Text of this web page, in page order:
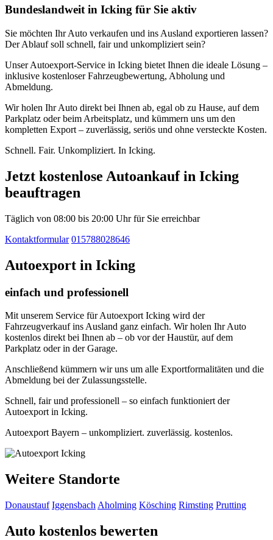
Bundeslandweit in Icking für Sie aktiv
Sie möchten Ihr Auto verkaufen und ins Ausland exportieren lassen?
Der Ablauf soll schnell, fair und unkompliziert sein?
Unser Autoexport-Service in Icking bietet Ihnen die ideale Lösung –
inklusive kostenloser Fahrzeugbewertung, Abholung und
Abmeldung.
Wir holen Ihr Auto direkt bei Ihnen ab, egal ob zu Hause, auf dem
Parkplatz oder beim Arbeitsplatz, und kümmern uns um den
kompletten Export – zuverlässig, seriös und ohne versteckte Kosten.
Schnell. Fair. Unkompliziert. In Icking.
Jetzt kostenlose Autoankauf in Icking
beauftragen
Täglich von 08:00 bis 20:00 Uhr für Sie erreichbar
Kontaktformular 015788028646
Autoexport in Icking
einfach und professionell
Mit unserem Service für Autoexport Icking wird der
Fahrzeugverkauf ins Ausland ganz einfach. Wir holen Ihr Auto
kostenlos direkt bei Ihnen ab – ob vor der Haustür, auf dem
Parkplatz oder in der Garage.
Anschließend kümmern wir uns um alle Exportformalitäten und die
Abmeldung bei der Zulassungsstelle.
Schnell, fair und professionell – so einfach funktioniert der
Autoexport in Icking.
Autoexport Bayern – unkompliziert. zuverlässig. kostenlos.
Weitere Standorte
Donaustauf Iggensbach Aholming Kösching Rimsting Prutting
Auto kostenlos bewerten